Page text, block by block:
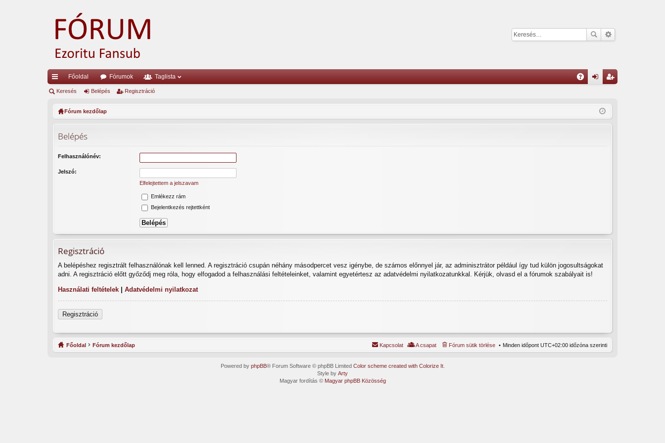
yo
Főoldal Fórumok Taglista
is
Keresés Belépés Regisztráció
Fórum kezdőlap
Belépés
Felhasználónév:
Jelszó:
Elfelejtettem a jelszavam
Emlékezz rám
Bejelentkezés rejtettként
Regisztráció
A belépéshez regisztrált felhasználónak kell lenned. A regisztráció csupán néhány másodpercet vesz igénybe, de számos előnnyel jár, az adminisztrátor például így tud külön jogosultságokat
adni. A regisztráció előtt győződj meg róla, hogy elfogadod a felhasználási feltételeinket, valamint egyetértesz az adatvédelmi nyilatkozatunkkal. Kérjük, olvasd el a fórumok szabályait is!
Használati feltételek | Adatvédelmi nyilatkozat
Regisztráció
Főoldal Fórum kezdőlap Minden időpont UTC+02:00 időzóna szerinti
Fórum sütik törlése
A csapat
Kapcsolat
Powered by phpBB® Forum Software © phpBB Limited Color scheme created with Colorize It.
Style by Arty
Magyar fordítás © Magyar phpBB Közösség